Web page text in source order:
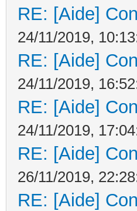
RE: [Aide]
24/11/2019,
RE: [Aide]
24/11/2019,
RE: [Aide]
24/11/2019,
RE: [Aide]
26/11/2019,
RE: [Aide]